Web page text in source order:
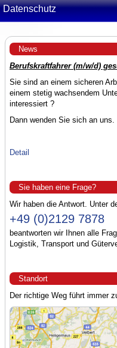
Datenschutz
News
Berufskraftfahrer (m/w/d)
Sie sind an einem sicheren
einem stetig wachsendem
interessiert ?
Dann wenden Sie sich an uns.
Detail
Sie haben eine Frage?
Wir haben die Antwort. Unter
+49 (0)2129 7878
beantworten wir Ihnen alle
Logistik, Transport und
Standort
Der richtige Weg führt immer